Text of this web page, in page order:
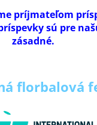
príjmateľom
sú pre
zásadné.
florbalová